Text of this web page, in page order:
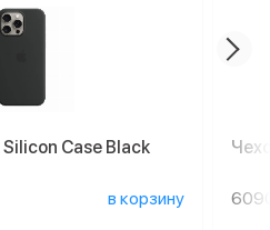
Case Black
в корзину